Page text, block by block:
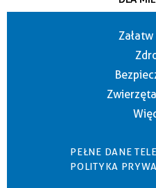
PEŁNE DANE
POLITYKA